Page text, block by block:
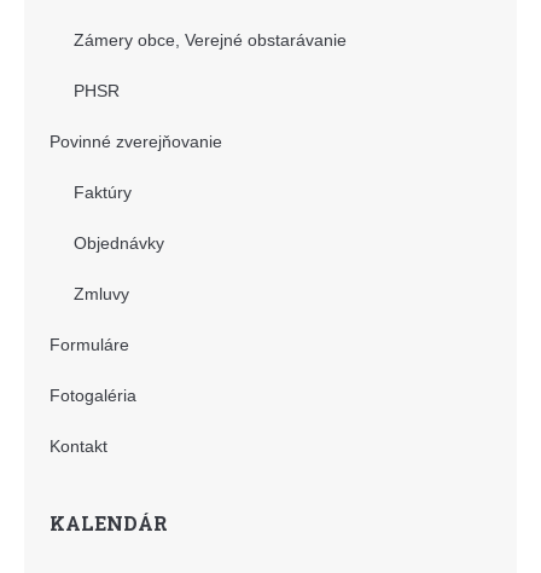
Zámery obce, Verejné obstarávanie
PHSR
Povinné zverejňovanie
Faktúry
Objednávky
Zmluvy
Formuláre
Fotogaléria
Kontakt
KALENDÁR